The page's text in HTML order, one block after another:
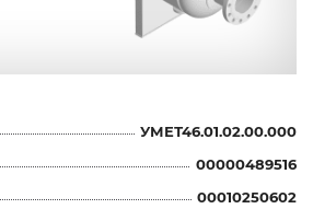
УМЕТ46.01.02.00.000
00000489516
00010250602